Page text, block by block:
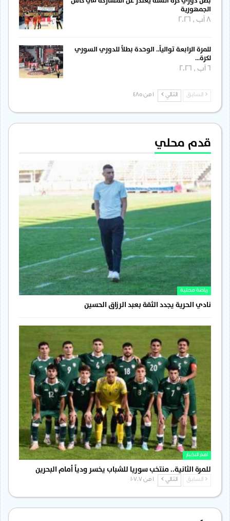
الجمهورية
للمرة الرابعة توالياً.. الوحدة بطلاً للدوري السوري
لكرة…
السابق التالي
قدم محلي
رياضة محلية
نادي الحرية يجدد الثقة بعبد الرزاق الحسين
اهم الاخبار
للمرة الثانية.. منتخب سوريا للشباب يخسر ودياً أمام البحرين
السابق التالي